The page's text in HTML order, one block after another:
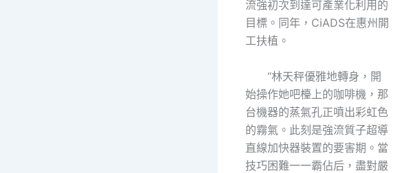
流強初次到達可產業化利用的
目標。同年，CiADS在惠州開
工扶植。
“林天秤優雅地轉身，開
始操作她吧檯上的咖啡機，那
台機器的蒸氣孔正噴出彩虹色
的霧氣。此刻是強流質子超導
直線加快器裝置的要害期。當
技巧困難一一霸佔后，盡對嚴